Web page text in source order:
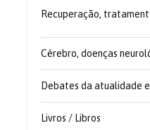
Recuperação,
Cérebro, doenças
Debates da atualidade
Livros / Libros